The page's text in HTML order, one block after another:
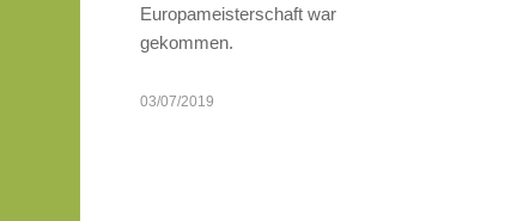
Europameisterschaft war
gekommen.
03/07/2019